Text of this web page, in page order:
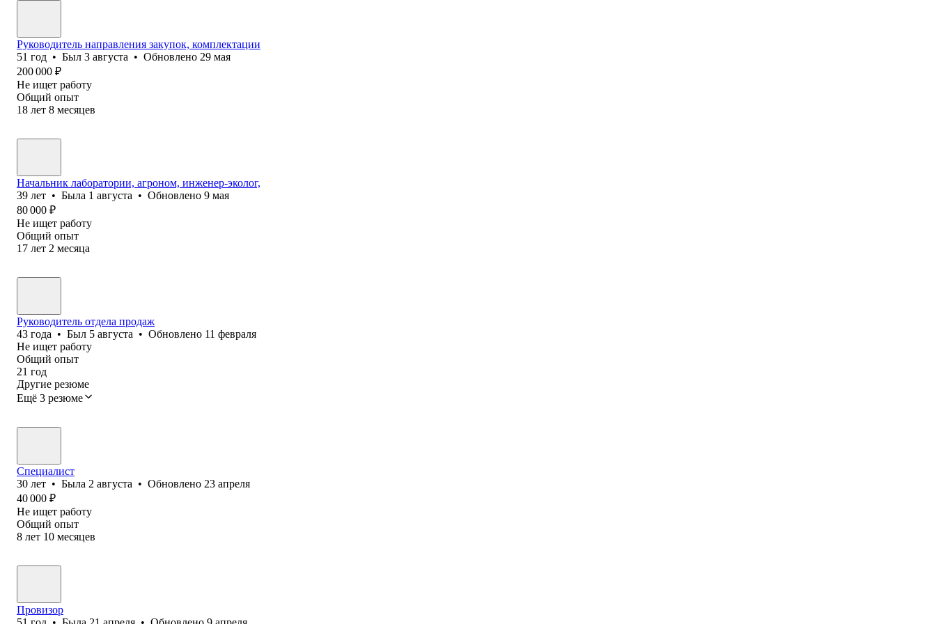
Руководитель направления закупок, комплектации
51 год • Был 3 августа • Обновлено 29 мая
200 000 ₽
Не ищет работу
Общий опыт
18 лет 8 месяцев
Начальник лаборатории, агроном, инженер-эколог,
39 лет • Была 1 августа • Обновлено 9 мая
80 000 ₽
Не ищет работу
Общий опыт
17 лет 2 месяца
Руководитель отдела продаж
43 года • Был 5 августа • Обновлено 11 февраля
Не ищет работу
Общий опыт
21 год
Другие резюме
Ещё 3 резюме
Специалист
30 лет • Была 2 августа • Обновлено 23 апреля
40 000 ₽
Не ищет работу
Общий опыт
8 лет 10 месяцев
Провизор